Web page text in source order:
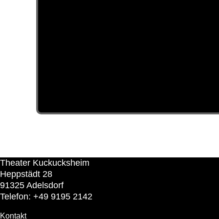
Theater Kuckucksheim
Heppstädt 28
91325 Adelsdorf
Telefon: +49 9195 2142
Kontakt